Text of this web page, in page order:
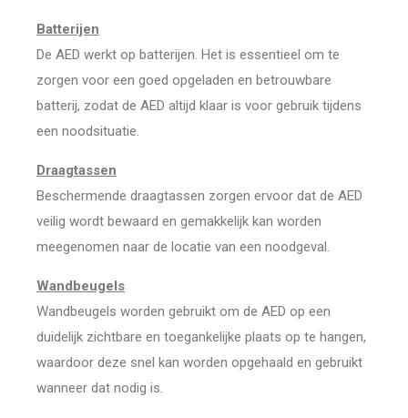
Batterijen
De AED werkt op batterijen. Het is essentieel om te
zorgen voor een goed opgeladen en betrouwbare
batterij, zodat de AED altijd klaar is voor gebruik tijdens
een noodsituatie.
Draagtassen
Beschermende draagtassen zorgen ervoor dat de AED
veilig wordt bewaard en gemakkelijk kan worden
meegenomen naar de locatie van een noodgeval.
Wandbeugels
Wandbeugels worden gebruikt om de AED op een
duidelijk zichtbare en toegankelijke plaats op te hangen,
waardoor deze snel kan worden opgehaald en gebruikt
wanneer dat nodig is.